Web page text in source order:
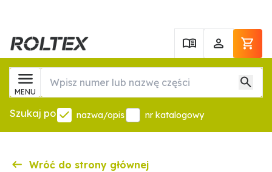
MENU
Szukaj po nazwa/opis nr katalogowy
Wróć do strony głównej